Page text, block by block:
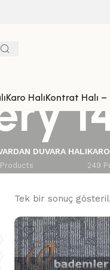
Karo HalıKontrat Halı –
DUVARA HALI
Products 249
Tek bir sonuç